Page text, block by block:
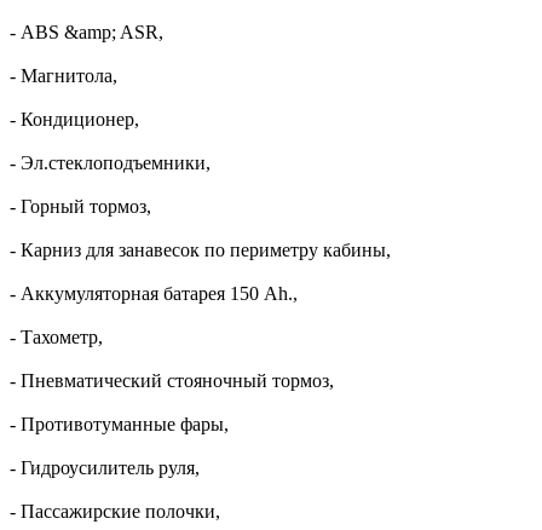
- ABS &amp; ASR,
- Магнитола,
- Кондиционер,
- Эл.стеклоподъемники,
- Горный тормоз,
- Карниз для занавесок по периметру кабины,
- Аккумуляторная батарея 150 Ah.,
- Тахометр,
- Пневматический стояночный тормоз,
- Противотуманные фары,
- Гидроусилитель руля,
- Пассажирские полочки,